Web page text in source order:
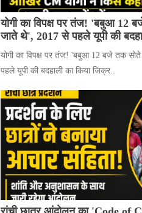
योगी का विपक्ष पर तंज! 'बबुआ 12
जाते थे', 2017 से पहले यूपी की
योगी का विपक्ष पर तंज! 'बबुआ 12 बजे तक
पहले यूपी की बदहाली का किया जिक्र..